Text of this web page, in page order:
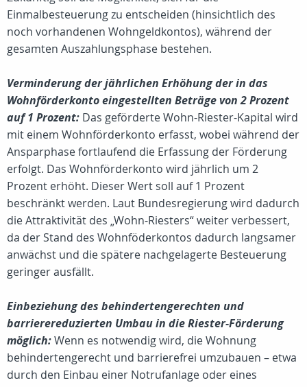
Einmalbesteuerung zu entscheiden (hinsichtlich des
noch vorhandenen Wohngeldkontos), während der
gesamten Auszahlungsphase bestehen.
Verminderung der jährlichen Erhöhung der in das
Wohnförderkonto eingestellten Beträge von 2 Prozent
auf 1 Prozent: Das geförderte Wohn-Riester-Kapital wird
mit einem Wohnförderkonto erfasst, wobei während der
Ansparphase fortlaufend die Erfassung der Förderung
erfolgt. Das Wohnförderkonto wird jährlich um 2
Prozent erhöht. Dieser Wert soll auf 1 Prozent
beschränkt werden. Laut Bundesregierung wird dadurch
die Attraktivität des „Wohn-Riesters“ weiter verbessert,
da der Stand des Wohnföderkontos dadurch langsamer
anwächst und die spätere nachgelagerte Besteuerung
geringer ausfällt.
Einbeziehung des behindertengerechten und
barrierereduzierten Umbau in die Riester-Förderung
möglich:Wenn es notwendig wird, die Wohnung
behindertengerecht und barrierefrei umzubauen – etwa
durch den Einbau einer Notrufanlage oder eines